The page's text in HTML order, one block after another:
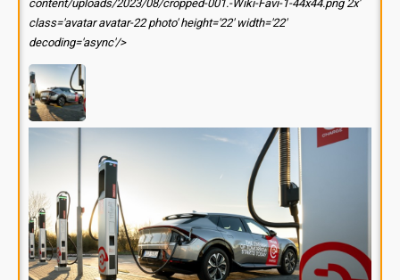
content/uploads/2023/08/cropped-001.-Wiki-Favi-1-44x44.png 2x'
class='avatar avatar-22 photo' height='22' width='22'
decoding='async'/>